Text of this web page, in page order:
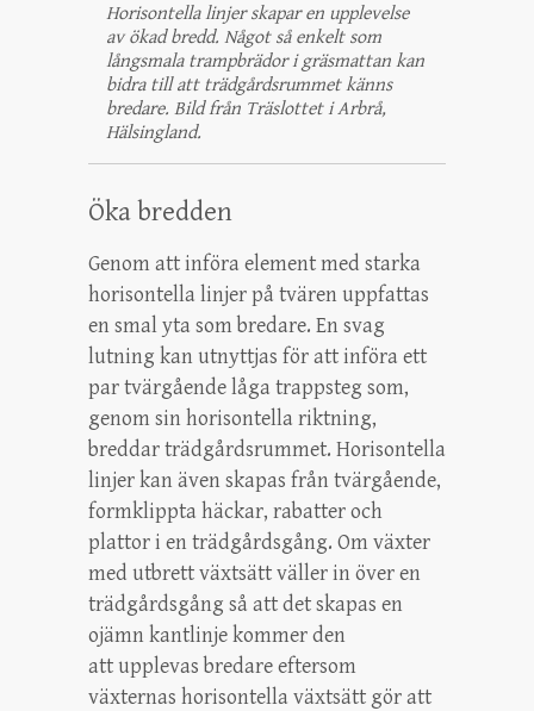
Horisontella linjer skapar en upplevelse
av ökad bredd. Något så enkelt som
långsmala trampbrädor i gräsmattan kan
bidra till att trädgårdsrummet känns
bredare. Bild från Träslottet i Arbrå,
Hälsingland.
Öka bredden
Genom att införa element med starka
horisontella linjer på tvären uppfattas
en smal yta som bredare. En svag
lutning kan utnyttjas för att införa ett
par tvärgående låga trappsteg som,
genom sin horisontella riktning,
breddar trädgårdsrummet. Horisontella
linjer kan även skapas från tvärgående,
formklippta häckar, rabatter och
plattor i en trädgårdsgång. Om växter
med utbrett växtsätt väller in över en
trädgårdsgång så att det skapas en
ojämn kantlinje kommer den
att upplevas bredare eftersom
växternas horisontella växtsätt gör att